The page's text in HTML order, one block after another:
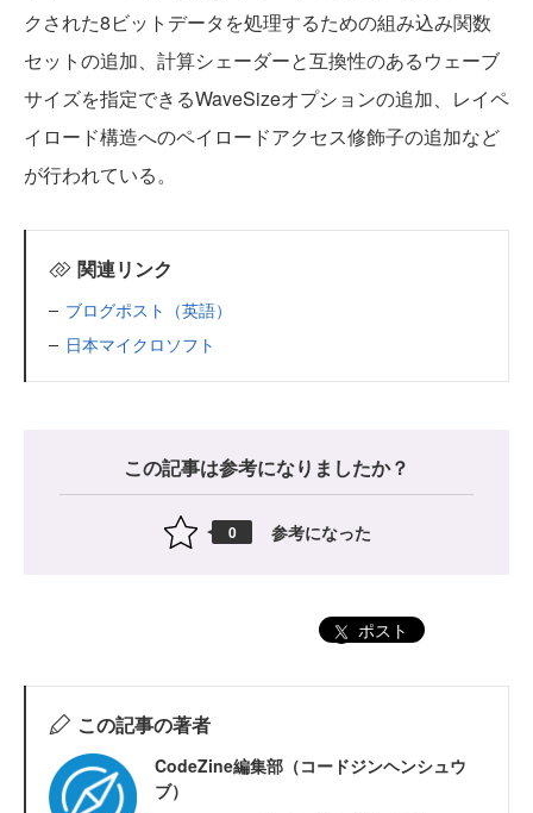
クされた8ビットデータを処理するための組み込み関数
セットの追加、計算シェーダーと互換性のあるウェーブ
サイズを指定できるWaveSizeオプションの追加、レイペ
イロード構造へのペイロードアクセス修飾子の追加など
が行われている。
関連リンク
ブログポスト（英語）
日本マイクロソフト
この記事は参考になりましたか？
0 参考になった
ポスト
この記事の著者
CodeZine編集部（コードジンヘンシュウ
ブ）